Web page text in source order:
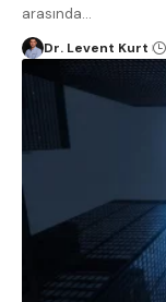
arasında…
Dr. Levent Kurt